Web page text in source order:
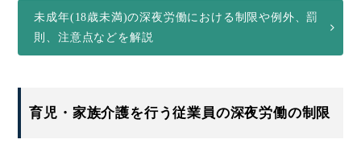
未成年(18歳未満)の深夜労働における制限や例外、罰
則、注意点などを解説
育児・家族介護を行う従業員の深夜労働の制限